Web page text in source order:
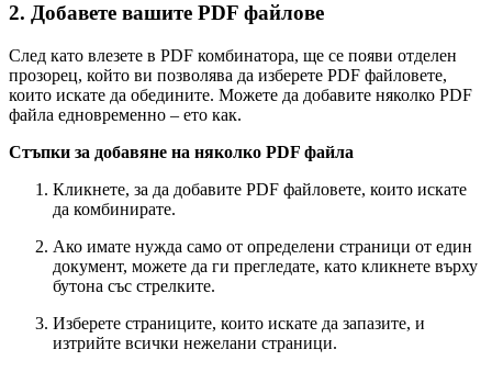
2. Добавете вашите PDF файлове
След като влезете в PDF комбинатора, ще се появи отделен
прозорец, който ви позволява да изберете PDF файловете,
които искате да обедините. Можете да добавите няколко PDF
файла едновременно – ето как.
Стъпки за добавяне на няколко PDF файла
Кликнете, за да добавите PDF файловете, които искате
да комбинирате.
Ако имате нужда само от определени страници от един
документ, можете да ги прегледате, като кликнете върху
бутона със стрелките.
Изберете страниците, които искате да запазите, и
изтрийте всички нежелани страници.